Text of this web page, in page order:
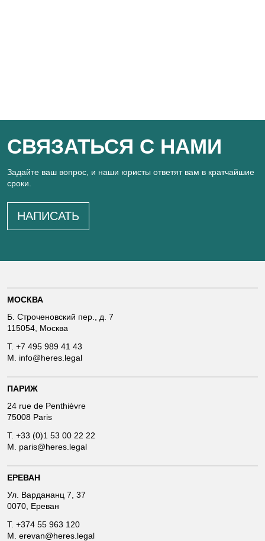
СВЯЗАТЬСЯ С НАМИ
Задайте ваш вопрос, и наши юристы ответят вам в кратчайшие
сроки.
НАПИСАТЬ
МОСКВА
Б. Строченовский пер., д. 7
115054, Москва
T. +7 495 989 41 43
M. info@heres.legal
ПАРИЖ
24 rue de Penthièvre
75008 Paris
T. +33 (0)1 53 00 22 22
M. paris@heres.legal
ЕРЕВАН
Ул. Вардананц 7, 37
0070, Ереван
T. +374 55 963 120
M. erevan@heres.legal